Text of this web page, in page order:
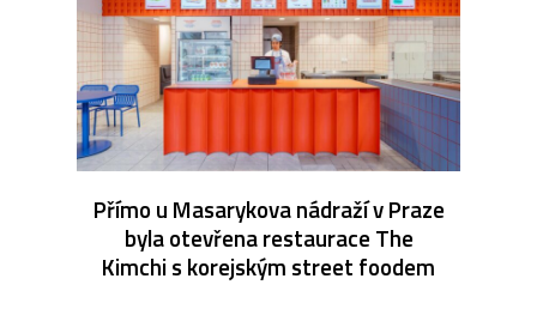
Přímo u Masarykova nádraží v Praze
byla otevřena restaurace The
Kimchi s korejským street foodem